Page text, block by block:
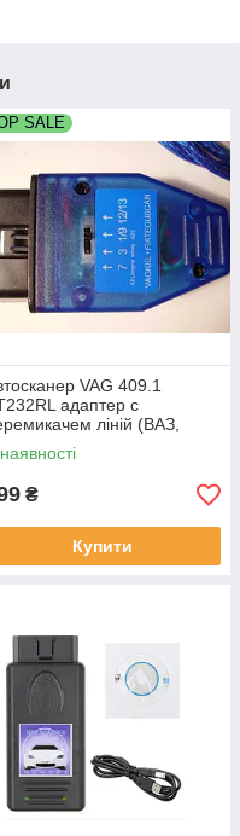
SALE
VAG 409.1
адаптер c
ліній (ВАЗ,
VW/Seat/Audi/Skoda,
₴
Купити